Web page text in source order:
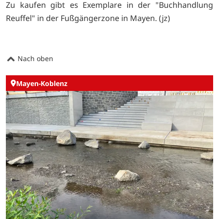
Zu kaufen gibt es Exemplare in der "Buchhandlung
Reuffel" in der Fußgängerzone in Mayen. (jz)
Nach oben
Mayen-Koblenz